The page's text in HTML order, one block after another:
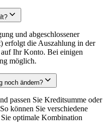
und abgeschlossener
erfolgt die Auszahlung in der
Ihr Konto. Bei einigen
möglich.
noch ändern?
passen Sie Kreditsumme oder
können Sie verschiedene
optimale Kombination